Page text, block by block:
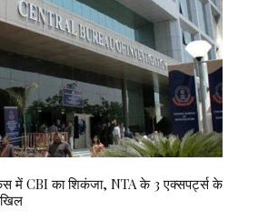
में CBI का शिकंजा, NTA के 3 एक्सपर्ट्स के